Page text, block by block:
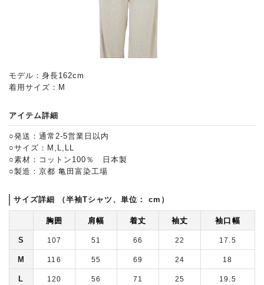
モデル：身長162cm
着用サイズ：M
アイテム詳細
○発送：通常2-5営業日以内
○サイズ：M,L,LL
○素材：コットン100％ 日本製
○製造：京都 亀田富染工場
サイズ詳細 （半袖Tシャツ、単位： cm）
胸囲 肩幅 着丈 袖丈 袖口幅
S 107 51 66 22 17.5
M 116 55 69 24 18
L 120 56 71 25 19.5